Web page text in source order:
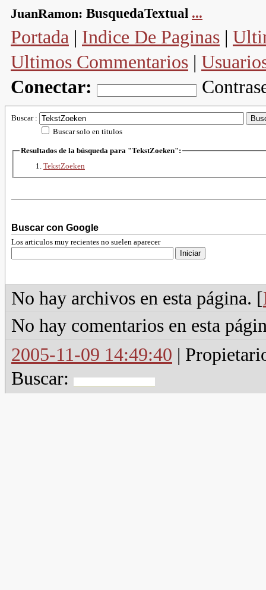
JuanRamon: BusquedaTextual ...
Portada | Indice De Paginas |
Ultimos Commentarios |
Conectar:
Buscar :
Buscar solo en titulos
Resultados de la búsqueda para "TekstZoeken":
TekstZoeken
Buscar con Google
Los articulos muy recientes no suelen aparecer
No hay archivos en esta página. [
No hay comentarios en esta
2005-11-09 14:49:40 |
Buscar: